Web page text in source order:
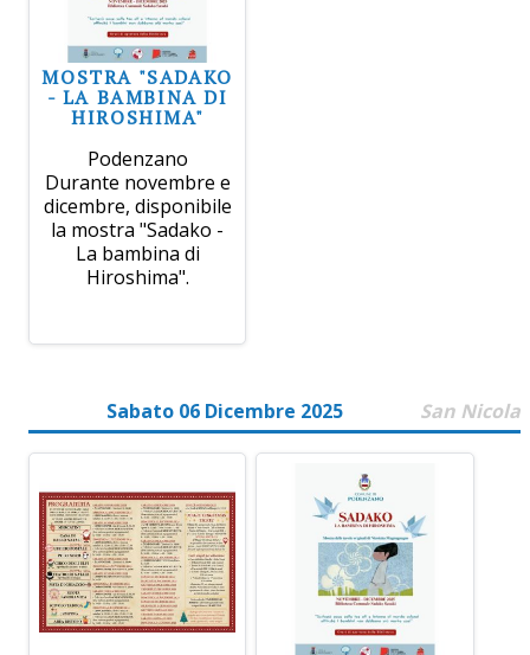
MOSTRA "SADAKO
- LA BAMBINA DI
HIROSHIMA"
Podenzano
Durante novembre e
dicembre, disponibile
la mostra "Sadako -
La bambina di
Hiroshima".
Sabato 06 Dicembre 2025 San Nicola